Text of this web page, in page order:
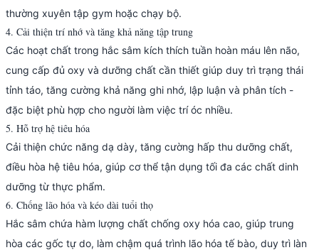
thường xuyên tập gym hoặc chạy bộ.
4. Cải thiện trí nhớ và tăng khả năng tập trung
Các hoạt chất trong hắc sâm kích thích tuần hoàn máu lên não,
cung cấp đủ oxy và dưỡng chất cần thiết giúp duy trì trạng thái
tỉnh táo, tăng cường khả năng ghi nhớ, lập luận và phân tích -
đặc biệt phù hợp cho người làm việc trí óc nhiều.
5. Hỗ trợ hệ tiêu hóa
Cải thiện chức năng dạ dày, tăng cường hấp thu dưỡng chất,
điều hòa hệ tiêu hóa, giúp cơ thể tận dụng tối đa các chất dinh
dưỡng từ thực phẩm.
6. Chống lão hóa và kéo dài tuổi thọ
Hắc sâm chứa hàm lượng chất chống oxy hóa cao, giúp trung
hòa các gốc tự do, làm chậm quá trình lão hóa tế bào, duy trì làn